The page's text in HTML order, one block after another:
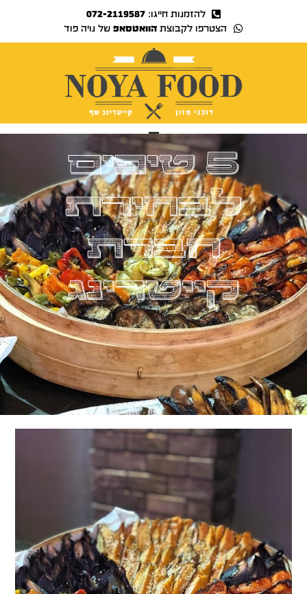
להזמנות חייגו:072-2119587
הצטרפו לקבוצתהוואטסאפ של נויה פוד
5 טיפים
לבחירת
חברת
קייטרינג